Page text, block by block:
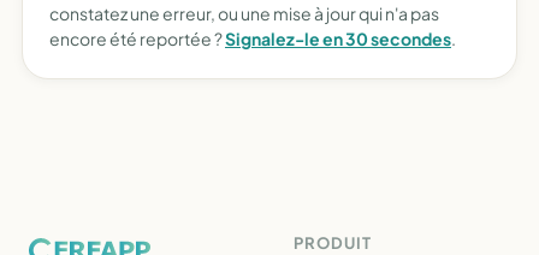
constatez une erreur, ou une mise à jour qui n'a pas
encore été reportée ?Signalez-le en 30 secondes.
PRODUIT